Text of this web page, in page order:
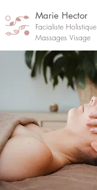
Marie Hector
Facialiste Holistique
Massages Visage